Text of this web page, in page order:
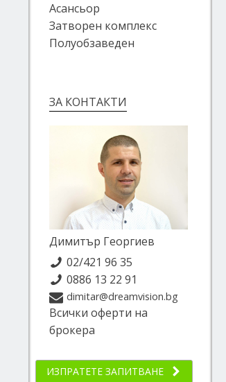
Асансьор
Затворен комплекс
Полуобзаведен
ЗА КОНТАКТИ
Димитър Георгиев
02/421 96 35
0886 13 22 91
dimitar@dreamvision.bg
Всички оферти на
брокера
ИЗПРАТЕТЕ ЗАПИТВАНЕ